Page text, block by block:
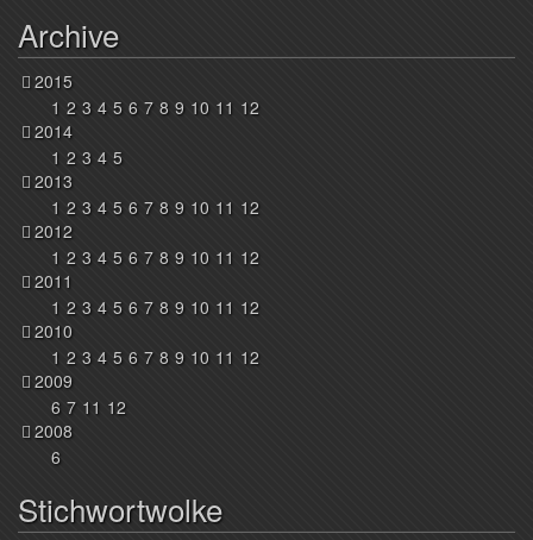
Archive
2015
1 2 3 4 5 6 7 8 9 10 11 12
2014
1 2 3 4 5
2013
1 2 3 4 5 6 7 8 9 10 11 12
2012
1 2 3 4 5 6 7 8 9 10 11 12
2011
1 2 3 4 5 6 7 8 9 10 11 12
2010
1 2 3 4 5 6 7 8 9 10 11 12
2009
6 7 11 12
2008
6
Stichwortwolke